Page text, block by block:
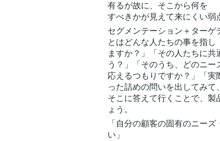
有るが故に、そこから何を
すべきかが見えて来にくい弱
セグメンテーション＋ター
とはどんな人たちの事を指し
ますか？」「その人たちに
う？」「そのうち、どのニー
応えるつもりですか？」「
った詰めの問いを出してみて
そこに答えて行くことで、
ょう。
「自分の顧客の固有のニー
い」